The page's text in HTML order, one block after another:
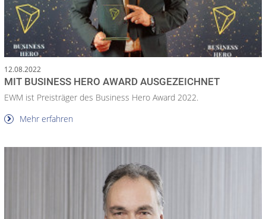
12.08.2022
MIT BUSINESS HERO AWARD AUSGEZEICHNET
EWM ist Preisträger des Business Hero Award 2022.
Mehr erfahren